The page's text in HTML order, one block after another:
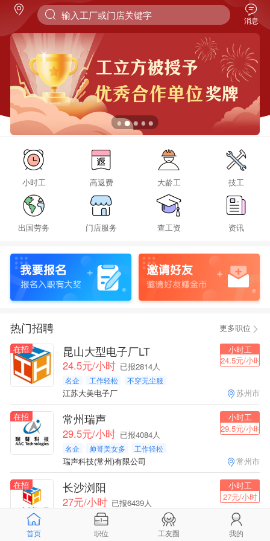
消息
首页 职位 工友圈 我的
小时工 高返费 大龄工 技工
出国劳务 门店服务 查工资 资讯
热门招聘
更多职位
在招
小时工
24.5元/小时
昆山大型电子厂LT
24.5元/小时 已报2814人
名企 工作轻松 不穿无尘服
江苏大美电子厂 苏州市
在招
小时工
29.5元/小时
常州瑞声
29.5元/小时 已报4084人
名企 帅哥美女多 工作轻松
瑞声科技(常州)有限公司 常州市
在招
小时工
27元/小时
长沙浏阳
27元/小时 已报6439人
工作轻松
长沙知名大型电子厂 长沙市